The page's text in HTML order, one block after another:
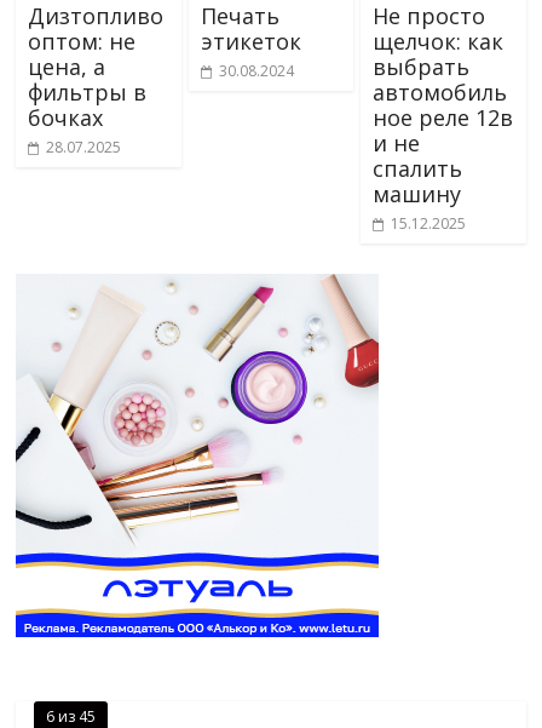
Дизтопливо
оптом: не
цена, а
фильтры в
бочках
28.07.2025
Печать
этикеток
30.08.2024
Не просто
щелчок: как
выбрать
автомобиль
ное реле 12в
и не
спалить
машину
15.12.2025
6 из 45